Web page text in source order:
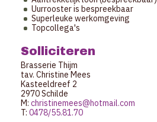
Uurrooster is bespreekbaar
Superleuke werkomgeving
Topcollega's
Solliciteren
Brasserie Thijm
tav. Christine Mees
Kasteeldreef 2
2970 Schilde
M: christinemees@hotmail.com
T: 0478/55.81.70